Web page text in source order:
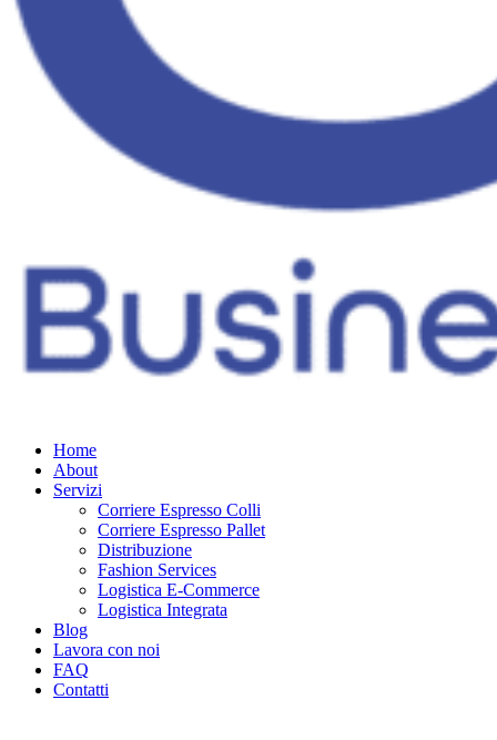
Home
About
Servizi
Corriere Espresso Colli
Corriere Espresso Pallet
Distribuzione
Fashion Services
Logistica E-Commerce
Logistica Integrata
Blog
Lavora con noi
FAQ
Contatti